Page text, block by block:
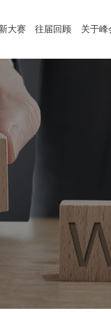
大赛 往届回顾 关于峰